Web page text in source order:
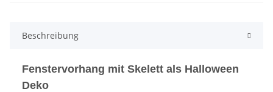
Beschreibung
Fenstervorhang mit Skelett als Halloween
Deko